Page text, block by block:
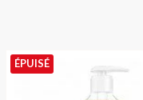
ÉPUISÉ